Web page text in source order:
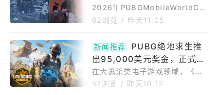
上游玩、收集金币，并将他们的
游戏过程转化为引人入胜的内
容。该活动是PUBGMOBILENe
在支持创作者及其内容。PUBG
MobilexNextStarSteal
奇幻战场
2026年PUBGMobileWorldCu
p（PMWC）在巴黎继续升温。
中的重量级中期世界赛，于8月上
旬在法国巴黎展开，赛事总奖金
达到302.5万美元，整体赛制分
为小组赛、存活赛和总决赛三个
阶段。小组赛从8月6日开始，持
62浏览 / 昨天11:05
新闻推荐
PUBG绝地求生推
出95,000美元奖金，正式进
军由Roblox和Fortnite引领
的创作者沙盒游戏世界
在大逃杀类电子游戏领域，《绝
地求生：战场》（PUBG:Battle
57浏览 / 昨天10:12